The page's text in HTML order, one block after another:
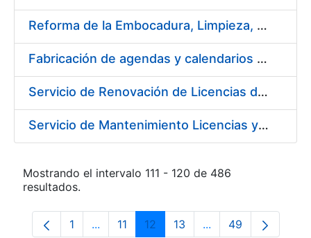
Reforma de la Embocadura, Limpieza, Pintado y Numerado de 700 Contenedores Verdes para Moneda
Fabricación de agendas y calendarios de la FNMT-RCM 2020
Servicio de Renovación de Licencias de Productos Autodesk
Servicio de Mantenimiento Licencias y Soporte a Implantación Liferay de CERES
Mostrando el intervalo 111 - 120 de 486
resultados.
Página
1 ...Páginas intermedias Use TAB para
Página
11 Página
12 Página
13 ...PáginasPágina
49